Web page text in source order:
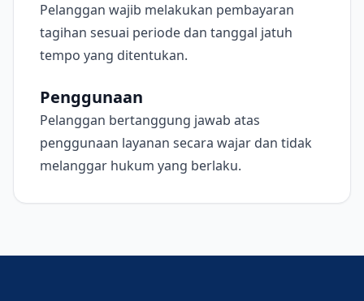
Pelanggan wajib melakukan pembayaran
tagihan sesuai periode dan tanggal jatuh
tempo yang ditentukan.
Penggunaan
Pelanggan bertanggung jawab atas
penggunaan layanan secara wajar dan tidak
melanggar hukum yang berlaku.